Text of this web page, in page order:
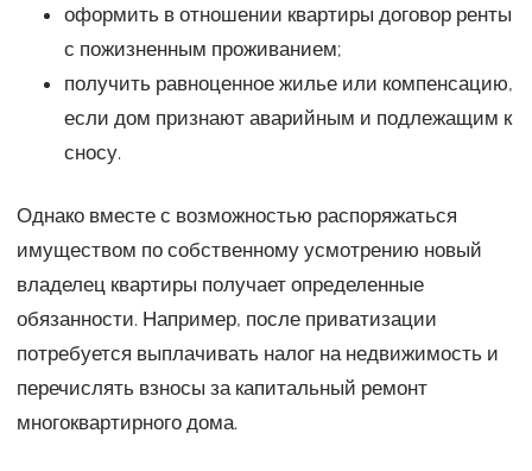
оформить в отношении квартиры договор ренты
с пожизненным проживанием;
получить равноценное жилье или компенсацию,
если дом признают аварийным и подлежащим к
сносу.
Однако вместе с возможностью распоряжаться
имуществом по собственному усмотрению новый
владелец квартиры получает определенные
обязанности. Например, после приватизации
потребуется выплачивать налог на недвижимость и
перечислять взносы за капитальный ремонт
многоквартирного дома.